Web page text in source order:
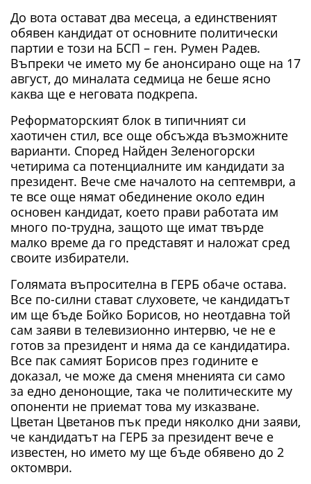
До вота остават два месеца, а единственият
обявен кандидат от основните политически
партии е този на БСП – ген. Румен Радев.
Въпреки че името му бе анонсирано още на 17
август, до миналата седмица не беше ясно
каква ще е неговата подкрепа.
Реформаторският блок в типичният си
хаотичен стил, все още обсъжда възможните
варианти. Според Найден Зеленогорски
четирима са потенциалните им кандидати за
президент. Вече сме началото на септември, а
те все още нямат обединение около един
основен кандидат, което прави работата им
много по-трудна, защото ще имат твърде
малко време да го представят и наложат сред
своите избиратели.
Голямата въпросителна в ГЕРБ обаче остава.
Все по-силни стават слуховете, че кандидатът
им ще бъде Бойко Борисов, но неотдавна той
сам заяви в телевизионно интервю, че не е
готов за президент и няма да се кандидатира.
Все пак самият Борисов през годините е
доказал, че може да сменя мненията си само
за едно денонощие, така че политическите му
опоненти не приемат това му изказване.
Цветан Цветанов пък преди няколко дни заяви,
че кандидатът на ГЕРБ за президент вече е
известен, но името му ще бъде обявено до 2
октомври.